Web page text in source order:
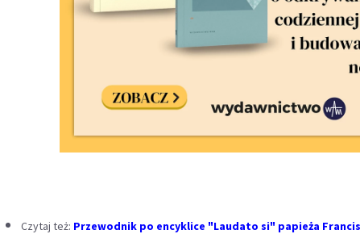
Czytaj też: Przewodnik po encyklice "Laudato si" papieża